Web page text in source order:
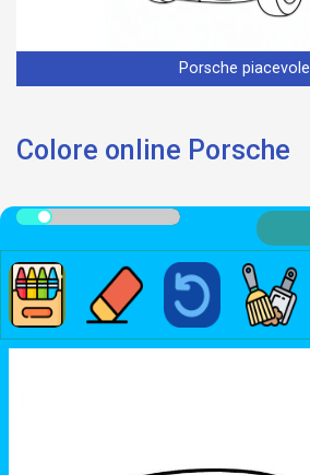
Porsche piacevole
Colore online Porsche